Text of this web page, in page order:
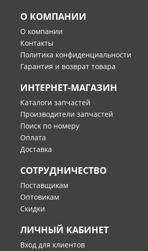
О КОМПАНИИ
О компании
Контакты
Политика конфиденциальности
Гарантия и возврат товара
ИНТЕРНЕТ-МАГАЗИН
Каталоги запчастей
Производители запчастей
Поиск по номеру
Оплата
Доставка
СОТРУДНИЧЕСТВО
Поставщикам
Оптовикам
Скидки
ЛИЧНЫЙ КАБИНЕТ
Вход для клиентов